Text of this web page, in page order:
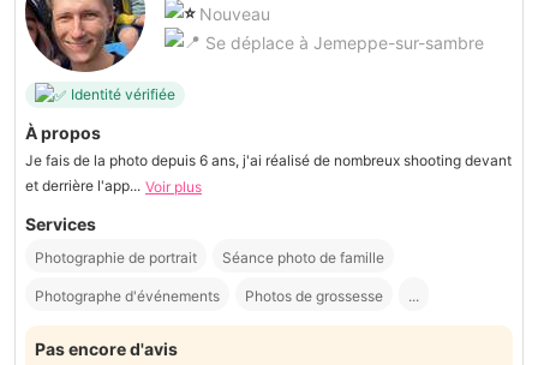
Nouveau
Se déplace à Jemeppe-sur-sambre
Identité vérifiée
À propos
Je fais de la photo depuis 6 ans, j'ai réalisé de nombreux shooting devant
et derrière l'app... Voir plus
Services
Photographie de portrait Séance photo de famille
Photographe d'événements Photos de grossesse ...
Pas encore d'avis